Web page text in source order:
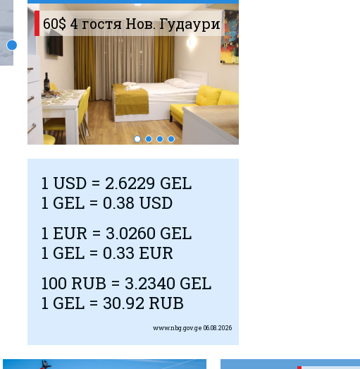
60$ 4 гостя Нов. Гудаури
1 USD = 2.6229 GEL
1 GEL = 0.38 USD
1 EUR = 3.0260 GEL
1 GEL = 0.33 EUR
100 RUB = 3.2340 GEL
1 GEL = 30.92 RUB
www.nbg.gov.ge 06.08.2026